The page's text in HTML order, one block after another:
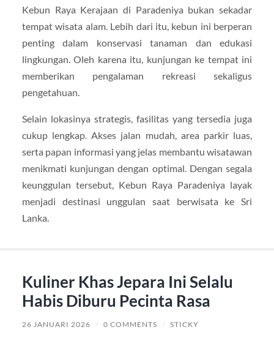
Kebun Raya Kerajaan di Paradeniya bukan sekadar
tempat wisata alam. Lebih dari itu, kebun ini berperan
penting dalam konservasi tanaman dan edukasi
lingkungan. Oleh karena itu, kunjungan ke tempat ini
memberikan pengalaman rekreasi sekaligus
pengetahuan.
Selain lokasinya strategis, fasilitas yang tersedia juga
cukup lengkap. Akses jalan mudah, area parkir luas,
serta papan informasi yang jelas membantu wisatawan
menikmati kunjungan dengan optimal. Dengan segala
keunggulan tersebut, Kebun Raya Paradeniya layak
menjadi destinasi unggulan saat berwisata ke Sri
Lanka.
Kuliner Khas Jepara Ini Selalu
Habis Diburu Pecinta Rasa
26 JANUARI 2026 / 0 COMMENTS / STICKY